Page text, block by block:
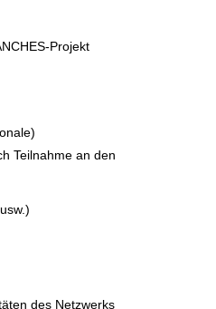
Projekt
Teilnahme an den
des Netzwerks